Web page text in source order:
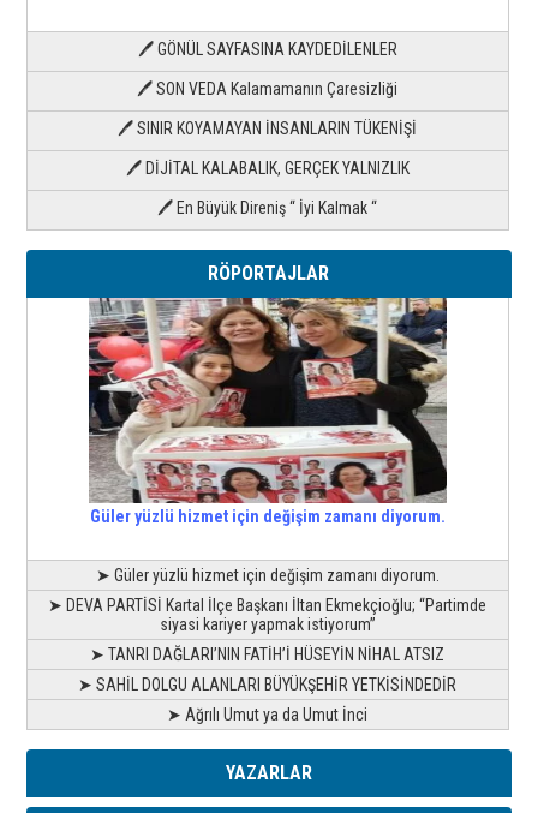
🖊 GÖNÜL SAYFASINA KAYDEDİLENLER
🖊 SON VEDA Kalamamanın Çaresizliği
🖊 SINIR KOYAMAYAN İNSANLARIN TÜKENİŞİ
🖊 DİJİTAL KALABALIK, GERÇEK YALNIZLIK
🖊 En Büyük Direniş “ İyi Kalmak “
RÖPORTAJLAR
Güler yüzlü hizmet için değişim zamanı diyorum.
➤ Güler yüzlü hizmet için değişim zamanı diyorum.
➤ DEVA PARTİSİ Kartal İlçe Başkanı İltan Ekmekçioğlu; “Partimde
siyasi kariyer yapmak istiyorum”
➤ TANRI DAĞLARI’NIN FATİH’İ HÜSEYİN NİHAL ATSIZ
➤ SAHİL DOLGU ALANLARI BÜYÜKŞEHİR YETKİSİNDEDİR
➤ Ağrılı Umut ya da Umut İnci
YAZARLAR